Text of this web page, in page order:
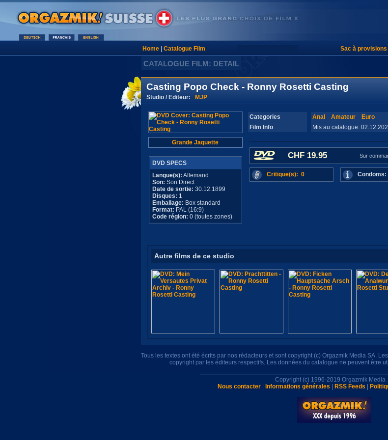
Home| Catalogue Film Sac à provisions
CATALOGUE FILM: DETAIL
Casting Popo Check - Ronny Rosetti Casting
Studio / Editeur: MJP
Grande Jaquette
DVD SPECS
Langue(s): Allemand
Son: Son Direct
Date de sortie: 30.12.1899
Disques: 1
Emballage: Box standard
Format: PAL (16:9)
Code région: 0 (toutes zones)
Categories Anal Amateur
Euro
Film Info
Mis au catalogue:
CHF 19.95 Sur
Critique(s): 0 Condoms:
Autre films de ce studio
Tous les textes ont été écrits par nos rédacteurs et sont copyright (c) Orgazmik Media SA.
copyright par les éditeurs respectifs. Les données du catalogue ne peuvent être
Copyright (c) 1996-2019 Orgazmik Media
Nous contacter| Informations générales RSS Feeds